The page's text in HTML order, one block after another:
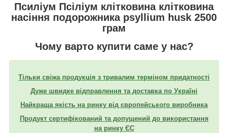
Псиліум Псіліум клітковина клітковина
насіння подорожника psyllium husk 2500
грам
Чому варто купити саме у нас?
Тільки свіжа продукція з тривалим терміном придатності
Дуже швидке відправлення та доставка по Україні
Найкраща якість на ринку від європейського виробника
Продукт сертифікований та допущений до використання
на ринку ЄС